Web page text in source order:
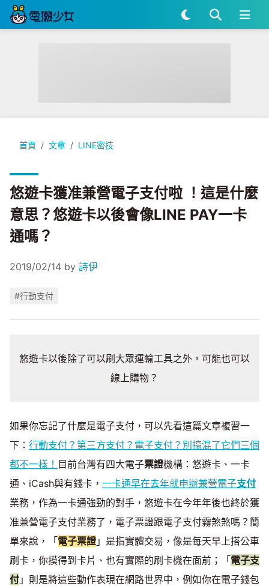
首頁 文章 LINE密技
悠遊卡獲准兼營電子支付啦 ！這是什麼意思？悠遊卡以後會像
悠遊卡獲准兼營電子支付啦 ！這是什麼
意思？悠遊卡以後會像LINE PAY一卡
通嗎？
2019/02/14 by 詩伊
#行動支付
悠遊卡以後除了可以刷大眾運輸工具之外，可能也可以
線上購物？
如果你忘記了什麼是電子支付，可以先看這篇文章複習一
下： 行動支付？第三方支付？電子支付？別搞混了它們三個
都不一樣！ 目前台灣有四大電子票證機構：悠遊卡、一卡
通、iCash與有錢卡， 一卡通早在去年就申辦兼營電子支付
業務，作為一卡通強勁的對手，悠遊卡在今年年後也終於獲
准兼營電子支付業務了，電子票證跟電子支付霧煞煞嗎？簡
單來說，「電子票證 」是指實體交易，像是每天早上搭公車
刷卡，你摸得到卡片、也有實際的刷卡機在面前；「電子支
付 」則是將這些動作表現在網路世界中，例如你在電子錢包